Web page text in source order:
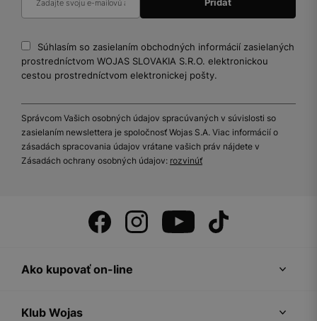
Súhlasím so zasielaním obchodných informácií zasielaných
prostredníctvom WOJAS SLOVAKIA S.R.O. elektronickou
cestou prostredníctvom elektronickej pošty.
Správcom Vašich osobných údajov spracúvaných v súvislosti so
zasielaním newslettera je spoločnosť Wojas S.A. Viac informácií o
zásadách spracovania údajov vrátane vašich práv nájdete v
Zásadách ochrany osobných údajov: rozvinúť
Ako kupovať on-line
Klub Wojas